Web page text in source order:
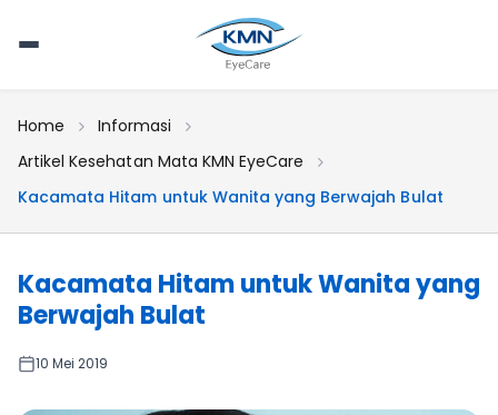
Home
Informasi
Artikel Kesehatan Mata KMN EyeCare
Kacamata Hitam untuk Wanita yang Berwajah Bulat
Kacamata Hitam untuk Wanita yang
Berwajah Bulat
10 Mei 2019